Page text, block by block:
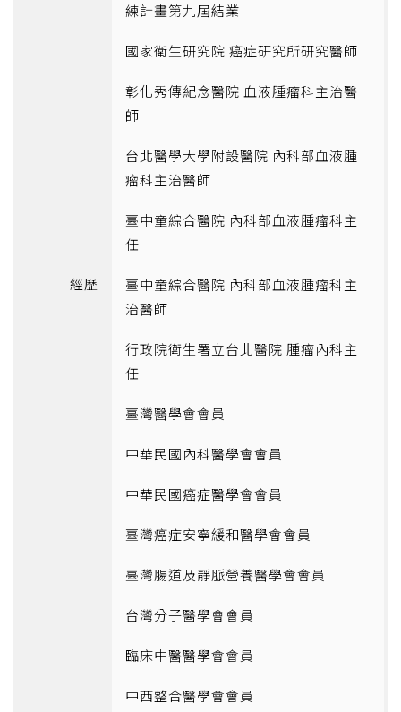
經歷
練計畫第九屆結業
國家衛生研究院 癌症研究所研究醫師
彰化秀傳紀念醫院 血液腫瘤科主治醫
師
台北醫學大學附設醫院 內科部血液腫
瘤科主治醫師
臺中童綜合醫院 內科部血液腫瘤科主
任
臺中童綜合醫院 內科部血液腫瘤科主
治醫師
行政院衛生署立台北醫院 腫瘤內科主
任
臺灣醫學會會員
中華民國內科醫學會會員
中華民國癌症醫學會會員
臺灣癌症安寧緩和醫學會會員
臺灣腸道及靜脈營養醫學會會員
台灣分子醫學會會員
臨床中醫醫學會會員
中西整合醫學會會員